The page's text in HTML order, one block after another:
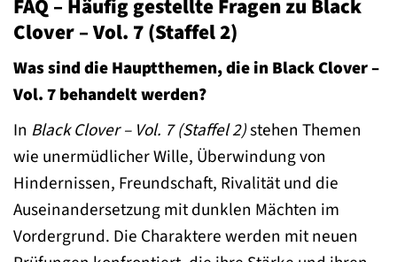
FAQ – Häufig gestellte Fragen zu Black
Clover – Vol. 7 (Staffel 2)
Was sind die Hauptthemen, die in Black Clover –
Vol. 7 behandelt werden?
In Black Clover – Vol. 7 (Staffel 2)stehen Themen
wie unermüdlicher Wille, Überwindung von
Hindernissen, Freundschaft, Rivalität und die
Auseinandersetzung mit dunklen Mächten im
Vordergrund. Die Charaktere werden mit neuen